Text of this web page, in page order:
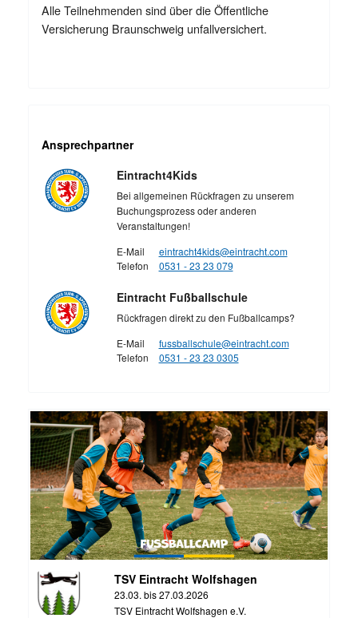
Alle Teilnehmenden sind über die Öffentliche
Versicherung Braunschweig unfallversichert.
Ansprechpartner
Eintracht4Kids
Bei allgemeinen Rückfragen zu unserem
Buchungsprozess oder anderen
Veranstaltungen!
E-Mail
eintracht4kids@eintracht.com
Telefon
0531 - 23 23 079
Eintracht Fußballschule
Rückfragen direkt zu den Fußballcamps?
E-Mail
fussballschule@eintracht.com
Telefon
0531 - 23 23 0305
TSV Eintracht Wolfshagen
23.03. bis 27.03.2026
TSV Eintracht Wolfshagen e.V.